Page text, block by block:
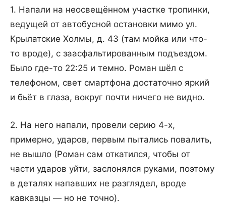
1. Напали на неосвещённом участке тропинки,
ведущей от автобусной остановки мимо ул.
Крылатские Холмы, д. 43 (там мойка или что-
то вроде), с заасфальтированным подъездом.
Было где-то 22:25 и темно. Роман шёл с
телефоном, свет смартфона достаточно яркий
и бьёт в глаза, вокруг почти ничего не видно.
2. На него напали, провели серию 4-х,
примерно, ударов, первым пытались повалить,
не вышло (Роман сам откатился, чтобы от
части ударов уйти, заслонялся руками, поэтому
в деталях напавших не разглядел, вроде
кавказцы — но не точно).